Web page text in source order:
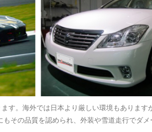
す。海外では日本より厳しい環境もあります
その品質を認められ、外装や雪道走行でダ